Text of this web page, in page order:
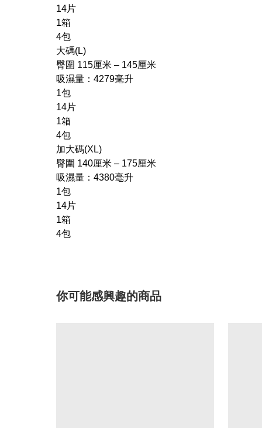
14片
1箱
4包
大碼(L)
臀圍 115厘米 – 145厘米
吸濕量：4279毫升
1包
14片
1箱
4包
加大碼(XL)
臀圍 140厘米 – 175厘米
吸濕量：4380毫升
1包
14片
1箱
4包
你可能感興趣的商品